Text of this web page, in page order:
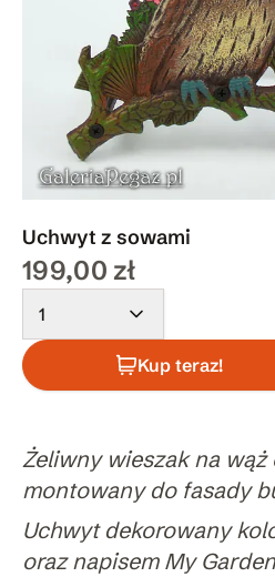
Uchwyt z sowami
199,00 zł
1
Kup teraz!
Żeliwny wieszak na
montowany do fasady
Uchwyt dekorowany
oraz napisem My